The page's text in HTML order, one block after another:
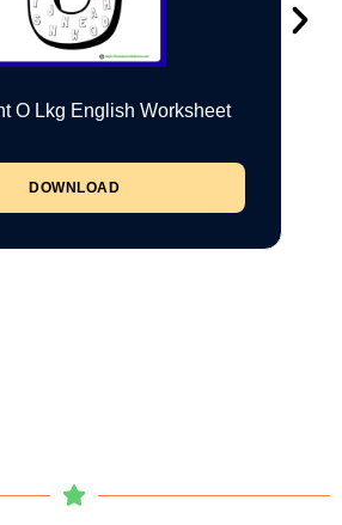
O Lkg English Worksheet
DOWNLOAD